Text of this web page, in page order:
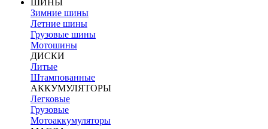
Зимние шины
Летние шины
Грузовые шины
Мотошины
ДИСКИ
Литые
Штампованные
АККУМУЛЯТОРЫ
Легковые
Грузовые
Мотоаккумуляторы